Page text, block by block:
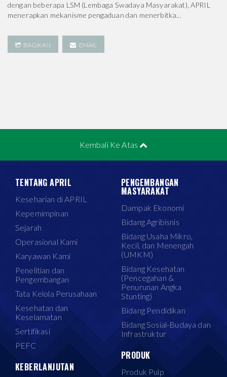
dengan beberapa LSM (Lembaga Swadaya Masyarakat), APRIL
menerapkan mekanisme pengaduan dan menerbitka...
BAGIKAN EMAIL
Kembali Ke Atas
TENTANG APRIL
Keseharian di APRIL
Kepemimpinan
Sejarah
Operasional Kami
Karyawan Kami
Penelitian dan
Pengembangan
Tata Kelola Perusahaan
Kesehatan dan
Keselamatan
Sertifikasi
PEFC
KEBERLANJUTAN
PENGEMBANGAN
MASYARAKAT
Dampak Ekonomi
Bidang Agribisnis
Bidang Usaha Mikro,
Kecil, dan Menengah
(UMKM)
Bidang Kesehatan
(Pencegahan &
Penurunan Angka
Stunting)
Bidang Pendidikan
Bidang Sosial-Budaya dan
Infrastruktur
PRODUK
Produk Pulp